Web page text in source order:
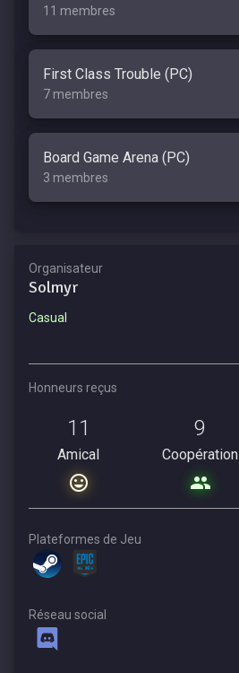
11 membres
First Class Trouble (PC)
7 membres
Board Game Arena (PC)
3 membres
Organisateur
Solmyr
Casual
Honneurs reçus
11
Amical
9
Coopération
Plateformes de Jeu
Réseau social